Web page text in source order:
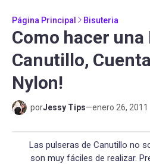
Página Principal Bisuteria
Como hacer una
Canutillo,
Nylon!
porJessy Tips—enero 26, 2011
Las pulseras de Canutillo no
son muy fáciles de realizar.